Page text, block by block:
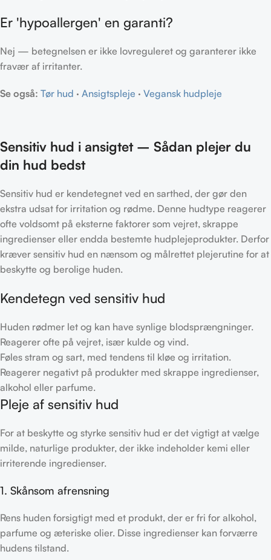
Er 'hypoallergen' en garanti?
Nej — betegnelsen er ikke lovreguleret og garanterer ikke
fravær af irritanter.
Se også: Tør hud · Ansigtspleje · Vegansk hudpleje
Sensitiv hud i ansigtet – Sådan plejer du
din hud bedst
Sensitiv hud er kendetegnet ved en sarthed, der gør den
ekstra udsat for irritation og rødme. Denne hudtype reagerer
ofte voldsomt på eksterne faktorer som vejret, skrappe
ingredienser eller endda bestemte hudplejeprodukter. Derfor
kræver sensitiv hud en nænsom og målrettet plejerutine for at
beskytte og berolige huden.
Kendetegn ved sensitiv hud
Huden rødmer let og kan have synlige blodsprængninger.
Reagerer ofte på vejret, især kulde og vind.
Føles stram og sart, med tendens til kløe og irritation.
Reagerer negativt på produkter med skrappe ingredienser,
alkohol eller parfume.
Pleje af sensitiv hud
For at beskytte og styrke sensitiv hud er det vigtigt at vælge
milde, naturlige produkter, der ikke indeholder kemi eller
irriterende ingredienser.
1. Skånsom afrensning
Rens huden forsigtigt med et produkt, der er fri for alkohol,
parfume og æteriske olier. Disse ingredienser kan forværre
hudens tilstand.